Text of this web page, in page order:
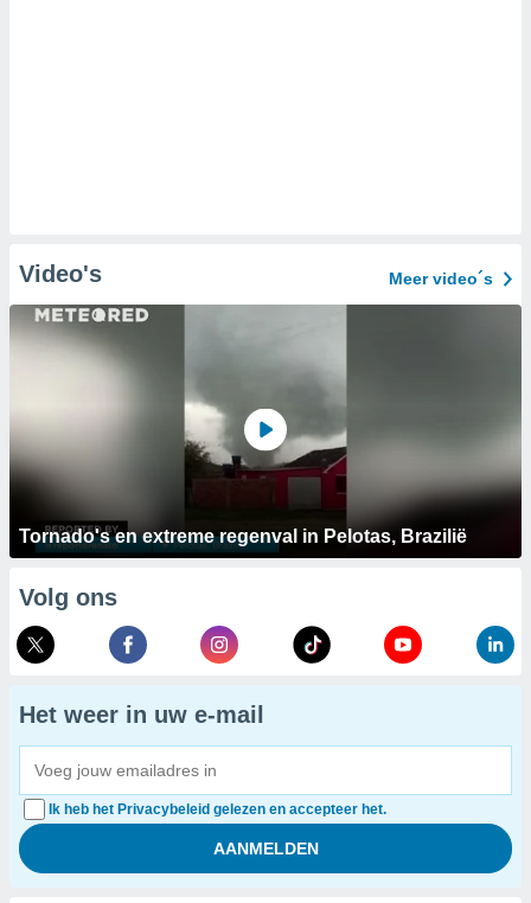
Video's Meer video´s
Tornado's en extreme regenval in Pelotas, Brazilië
Volg ons
Het weer in uw e-mail
Ik heb het Privacybeleid gelezen en accepteer het.